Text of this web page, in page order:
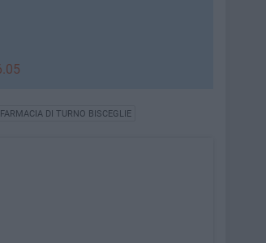
FARMACIA DI TURNO BISCEGLIE